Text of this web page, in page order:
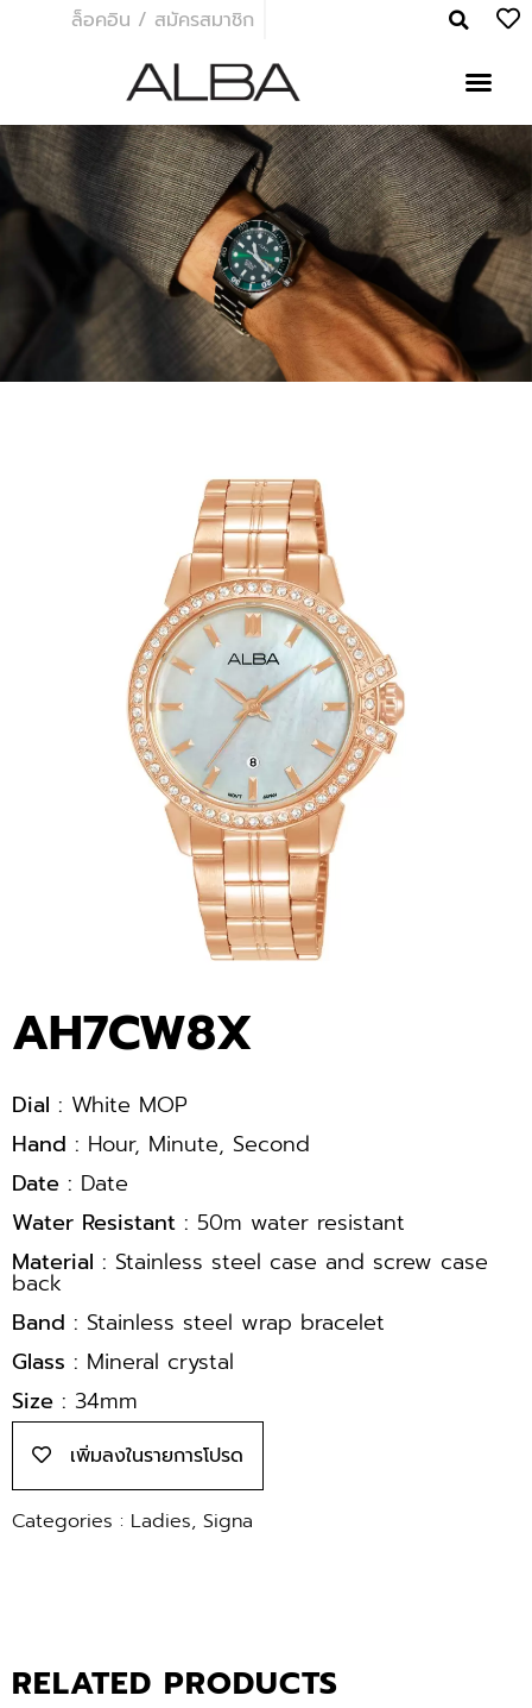
ล็อคอิน / สมัครสมาชิก
AH7CW8X
Dial : White MOP
Hand : Hour, Minute, Second
Date : Date
Water Resistant : 50m water resistant
Material : Stainless steel case and screw case
back
Band : Stainless steel wrap bracelet
Glass : Mineral crystal
Size : 34mm
เพิ่มลงในรายการโปรด
Categories : Ladies, Signa
RELATED PRODUCTS